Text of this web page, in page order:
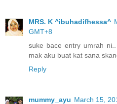
MRS. K ^ibuhadifhessa^
GMT+8
suke bace entry umrah
mak aku buat kat sana
Reply
mummy_ayu March 15,